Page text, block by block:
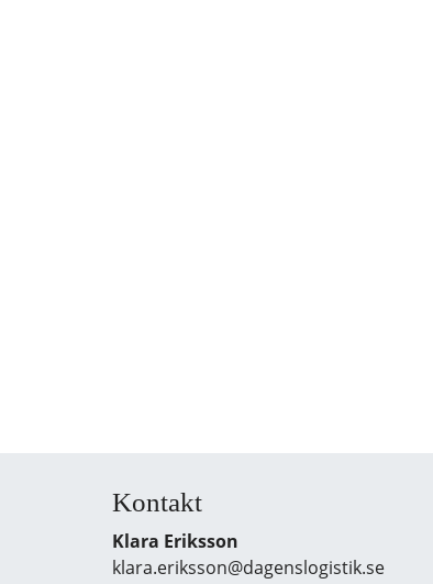
Kontakt
Klara Eriksson
klara.eriksson@dagenslogistik.se